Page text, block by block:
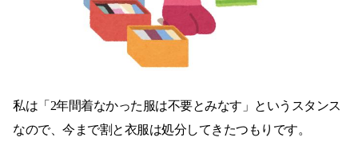
私は「2年間着なかった服は不要とみなす」というスタンス
なので、今まで割と衣服は処分してきたつもりです。